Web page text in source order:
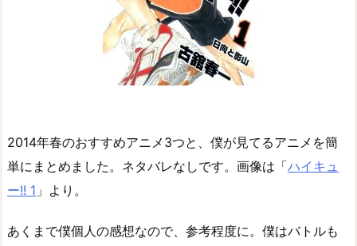
2014年春のおすすめアニメ3つと、僕が見てるアニメを簡
単にまとめました。ネタバレなしです。画像は「ハイキュ
ー!! 1 」より。
あくまで僕個人の感想なので、参考程度に。僕はバトルも